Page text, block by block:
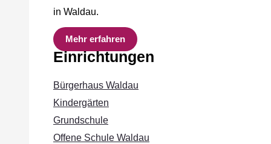
in Waldau.
Mehr erfahren
Einrichtungen
Bürgerhaus Waldau
Kindergärten
Grundschule
Offene Schule Waldau